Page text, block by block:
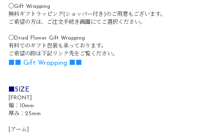
〇Gift Wrapping
無料ギフトラッピング(ショッパー付き)のご用意もございます。
ご希望の方は、ご注文手続き画面にてご選択ください。
〇Dried Flower Gift Wrapping
有料でのギフト包装も承っております。
ご希望の際は下記リンク先をご覧ください。
■■ Gift Wrapping ■■
■SIZE
[FRONT]
幅：10mm
厚み：2.5mm
[アーム]